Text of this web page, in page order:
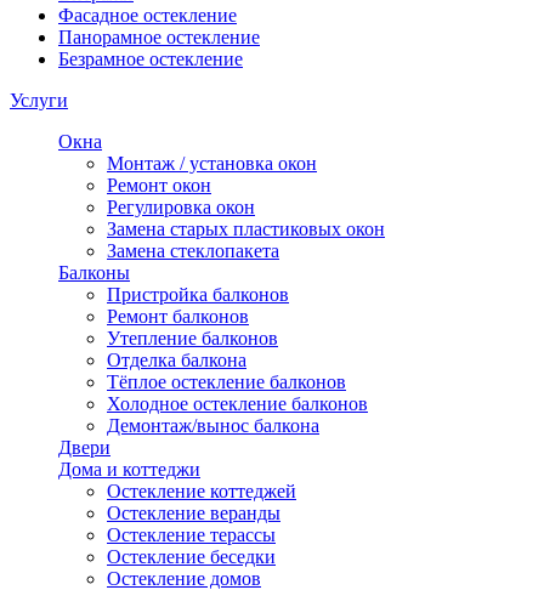
Фасадное остекление
Панорамное остекление
Безрамное остекление
Услуги
Окна
Монтаж / установка окон
Ремонт окон
Регулировка окон
Замена старых пластиковых окон
Замена стеклопакета
Балконы
Пристройка балконов
Ремонт балконов
Утепление балконов
Отделка балкона
Тёплое остекление балконов
Холодное остекление балконов
Демонтаж/вынос балкона
Двери
Дома и коттеджи
Остекление коттеджей
Остекление веранды
Остекление терассы
Остекление беседки
Остекление домов